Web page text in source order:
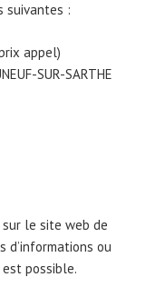
suivantes :
appel)
SUR-SARTHE
le site web de
d’informations ou
possible.